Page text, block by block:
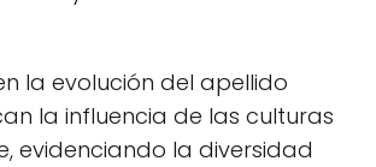
la evolución del apellido
la influencia de las culturas
evidenciando la diversidad